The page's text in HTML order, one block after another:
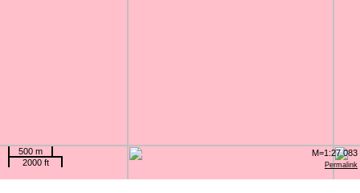
Permalink
500 m
2000 ft
M=1:27 083